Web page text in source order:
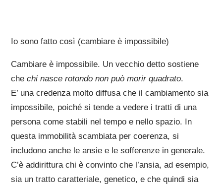
Io sono fatto così (cambiare è impossibile)
Cambiare è impossibile. Un vecchio detto sostiene
chechi nasce rotondo non può morir quadrato.
E’ una credenza molto diffusa che il cambiamento sia
impossibile, poiché si tende a vedere i tratti di una
persona come stabili nel tempo e nello spazio. In
questa immobilità scambiata per coerenza, si
includono anche le ansie e le sofferenze in generale.
C’è addirittura chi è convinto che l’ansia, ad esempio,
sia un tratto caratteriale, genetico, e che quindi sia